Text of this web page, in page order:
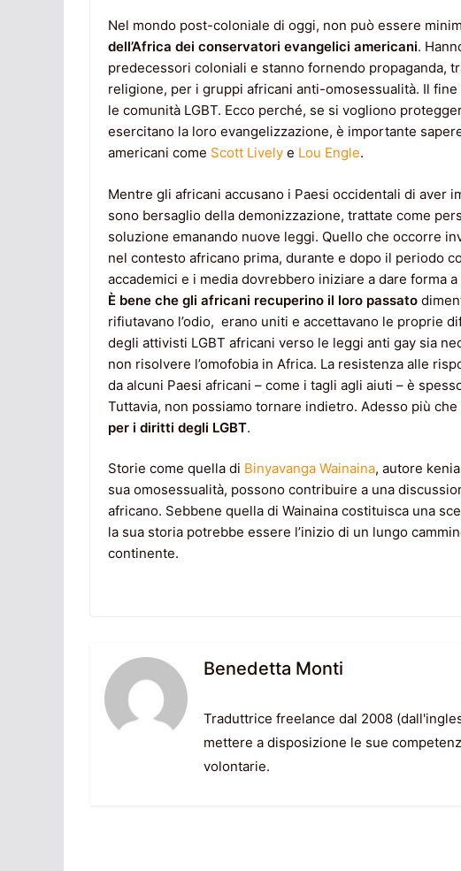
Nel mondo post-coloniale di oggi, non può essere
dell’Africa dei conservatori evangelici americani.
predecessori coloniali e stanno fornendo propaganda,
religione, per i gruppi africani anti-omosessualità. Il
le comunità LGBT. Ecco perché, se si vogliono
esercitano la loro evangelizzazione, è importante
americani come Scott Lively e Lou Engle.
Mentre gli africani accusano i Paesi occidentali di aver
sono bersaglio della demonizzazione, trattate come
soluzione emanando nuove leggi. Quello che occorre
nel contesto africano prima, durante e dopo il periodo
accademici e i media dovrebbero iniziare a dare forma
È bene che gli africani recuperino il loro passato
rifiutavano l’odio, erano uniti e accettavano le proprie
degli attivisti LGBT africani verso le leggi anti gay sia
non risolvere l’omofobia in Africa. La resistenza alle
da alcuni Paesi africani – come i tagli agli aiuti – è
Tuttavia, non possiamo tornare indietro. Adesso più che
per i diritti degli LGBT.
Storie come quella di Binyavanga Wainaina, autore
sua omosessualità, possono contribuire a una
africano. Sebbene quella di Wainaina costituisca una
la sua storia potrebbe essere l’inizio di un lungo
continente.
Benedetta Monti
Traduttrice freelance dal 2008
mettere a disposizione le sue
volontarie.